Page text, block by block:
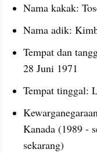
Nama kakak:
Nama adik:
Tempat dan
28 Juni 1971
Tempat tinggal:
Kanada (1989 -
sekarang)